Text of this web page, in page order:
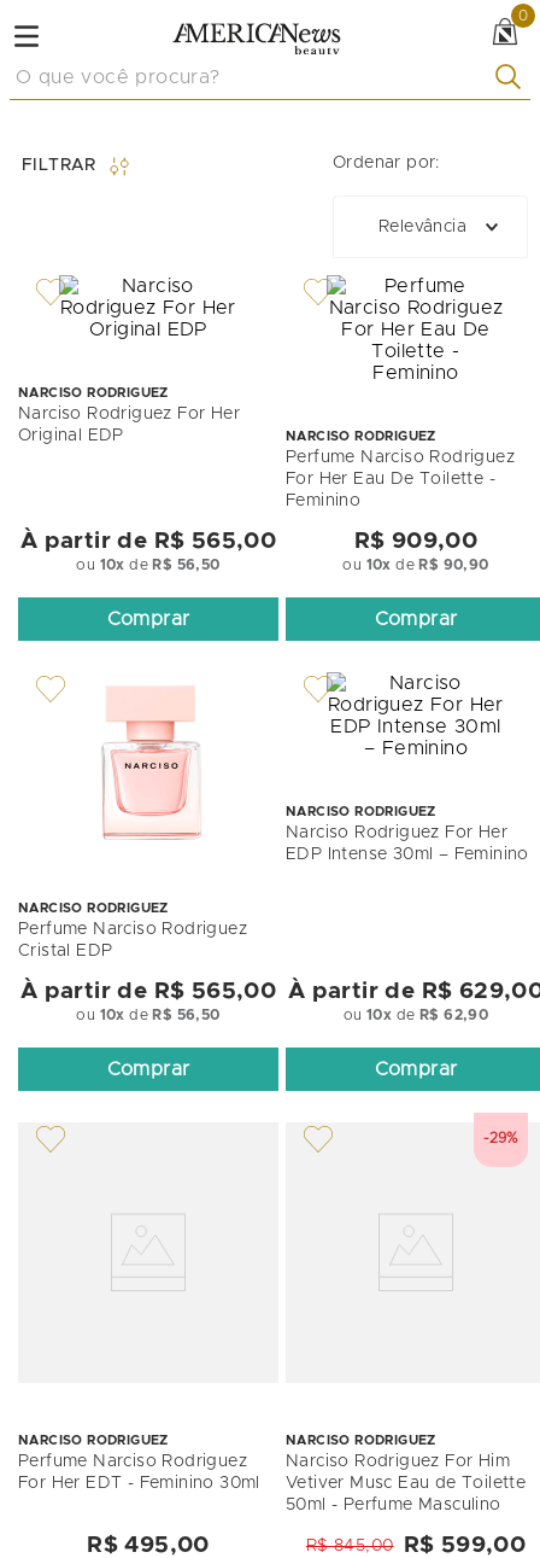
0
FILTRAR Ordenar por:
Relevância
NARCISO RODRIGUEZ
Narciso Rodriguez For Her
Original EDP
À partir de R$ 565,00
ou 10x de R$ 56,50
Comprar
NARCISO RODRIGUEZ
Perfume Narciso Rodriguez
For Her Eau De Toilette -
Feminino
R$ 909,00
ou 10x de R$ 90,90
Comprar
NARCISO RODRIGUEZ
Perfume Narciso Rodriguez
Cristal EDP
À partir de R$ 565,00
ou 10x de R$ 56,50
Comprar
NARCISO RODRIGUEZ
Narciso Rodriguez For Her
EDP Intense 30ml – Feminino
À partir de R$
ou10x de R$ 62,90
Comprar
NARCISO RODRIGUEZ
Perfume Narciso Rodriguez
For Her EDT - Feminino 30ml
R$ 495,00
NARCISO RODRIGUEZ
Narciso Rodriguez For Him
Vetiver Musc Eau de Toilette
50ml - Perfume Masculino
R$ 845,00 R$ 599,00
-29%